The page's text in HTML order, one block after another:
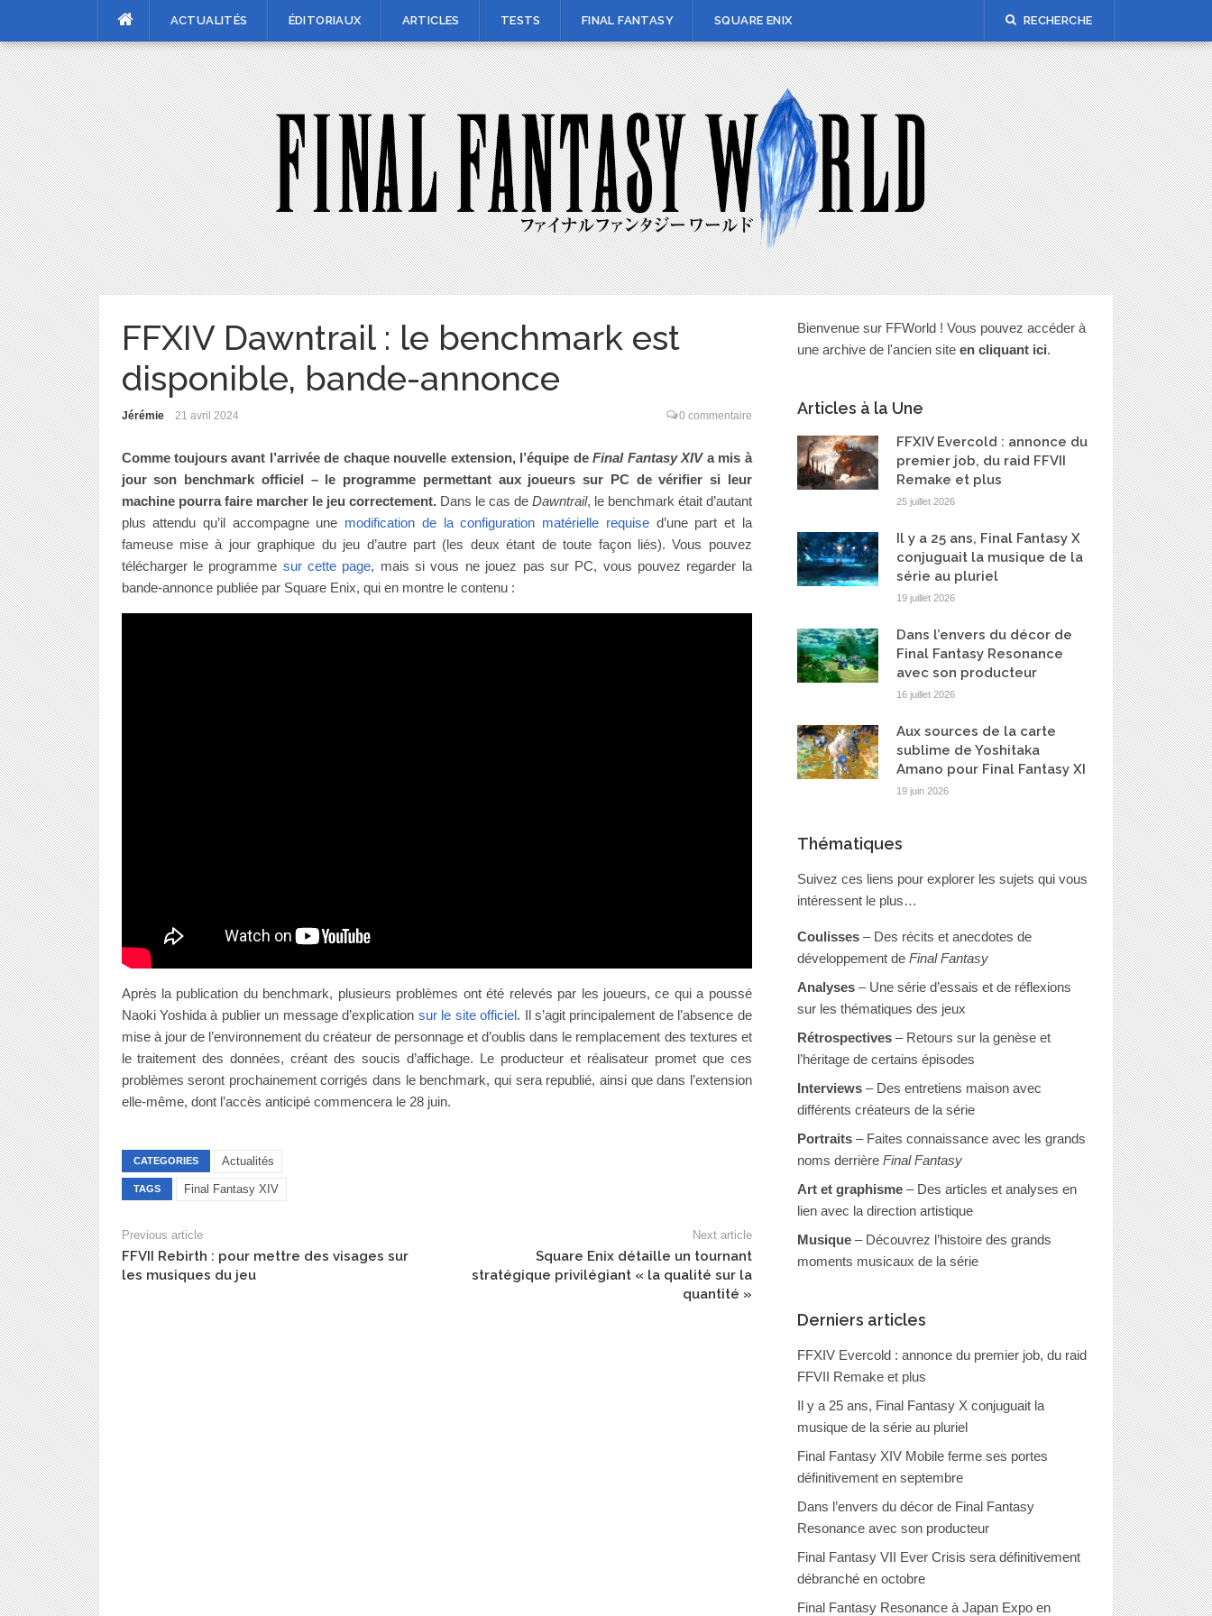
content
ACTUALITÉS ÉDITORIAUX ARTICLES TESTS FINAL FANTASY SQUARE ENIX RECHERCHE
FFXIV Dawntrail : le benchmark est
disponible, bande-annonce
Jérémie 21 avril 2024 0 commentaire
Comme toujours avant l’arrivée de chaque nouvelle extension, l’équipe deFinal Fantasy XIVa mis à
jour son benchmark officiel – le programme permettant aux joueurs sur PC de vérifier si leur
machine pourra faire marcher le jeu correctement.Dans le cas de Dawntrail, le benchmark était d’autant
plus attendu qu’il accompagne une modification de la configuration matérielle requised’une part et la
fameuse mise à jour graphique du jeu d’autre part (les deux étant de toute façon liés). Vous pouvez
télécharger le programme sur cette page, mais si vous ne jouez pas sur PC, vous pouvez regarder la
bande-annonce publiée par Square Enix, qui en montre le contenu :
Après la publication du benchmark, plusieurs problèmes ont été relevés par les joueurs, ce qui a poussé
Naoki Yoshida à publier un message d’explication sur le site officiel. Il s’agit principalement de l’absence de
mise à jour de l’environnement du créateur de personnage et d’oublis dans le remplacement des textures et
le traitement des données, créant des soucis d’affichage. Le producteur et réalisateur promet que ces
problèmes seront prochainement corrigés dans le benchmark, qui sera republié, ainsi que dans l’extension
elle-même, dont l’accès anticipé commencera le 28 juin.
CATEGORIES Actualités
TAGS Final Fantasy XIV
Previous article
FFVII Rebirth : pour mettre des visages sur
les musiques du jeu
Next article
Square Enix détaille un tournant
stratégique privilégiant « la qualité sur la
quantité »
Bienvenue sur FFWorld ! Vous pouvez accéder à
une archive de l'ancien site en cliquant ici.
Articles à la Une
FFXIV Evercold : annonce du
premier job, du raid FFVII
Remake et plus
25 juillet 2026
Il y a 25 ans, Final Fantasy X
conjuguait la musique de la
série au pluriel
19 juillet 2026
Dans l’envers du décor de
Final Fantasy Resonance
avec son producteur
16 juillet 2026
Aux sources de la carte
sublime de Yoshitaka
Amano pour Final Fantasy XI
19 juin 2026
Thématiques
Suivez ces liens pour explorer les sujets qui vous
intéressent le plus…
Coulisses– Des récits et anecdotes de
développement de Final Fantasy
Analyses– Une série d’essais et de réflexions
sur les thématiques des jeux
Rétrospectives– Retours sur la genèse et
l’héritage de certains épisodes
Interviews– Des entretiens maison avec
différents créateurs de la série
Portraits– Faites connaissance avec les grands
noms derrière Final Fantasy
Art et graphisme– Des articles et analyses en
lien avec la direction artistique
Musique– Découvrez l’histoire des grands
moments musicaux de la série
Derniers articles
FFXIV Evercold : annonce du premier job, du raid
FFVII Remake et plus
Il y a 25 ans, Final Fantasy X conjuguait la
musique de la série au pluriel
Final Fantasy XIV Mobile ferme ses portes
définitivement en septembre
Dans l’envers du décor de Final Fantasy
Resonance avec son producteur
Final Fantasy VII Ever Crisis sera définitivement
débranché en octobre
Final Fantasy Resonance à Japan Expo en